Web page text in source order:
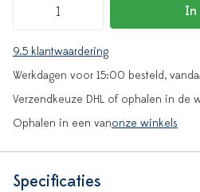
In
9.5 klantwaardering
Werkdagen voor 15:00 besteld,
Verzendkeuze DHL of ophalen in de
Ophalen in een vanonze winkels
Specificaties